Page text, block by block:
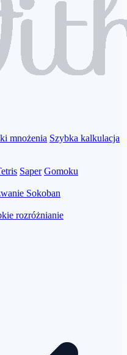
mnożenia Szybka kalkulacja
Saper Gomoku
Sokoban
rozróżnianie